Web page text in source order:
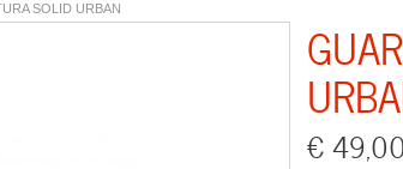
SOLID URBAN
€ 49,00